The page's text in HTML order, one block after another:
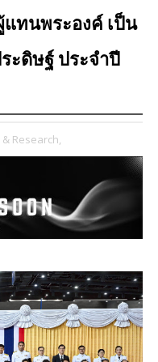
ทนพระองค์ เป็น
ะดิษฐ์ ประจำปี
Research,